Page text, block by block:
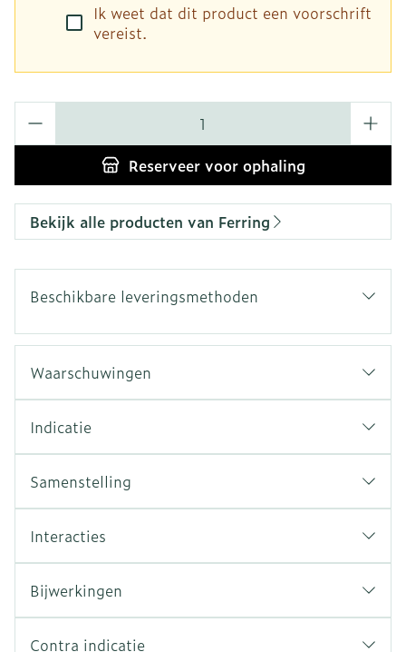
Ik weet dat dit product een voorschrift
vereist.
Reserveervoor ophaling
Bekijk alle producten van Ferring
Beschikbare leveringsmethoden
Waarschuwingen
Indicatie
Samenstelling
Interacties
Bijwerkingen
Contra indicatie